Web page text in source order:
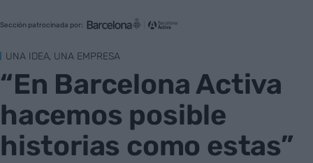
Sección patrocinada por:
UNA IDEA, UNA EMPRESA
“En Barcelona Activa
hacemos posible
historias como estas”